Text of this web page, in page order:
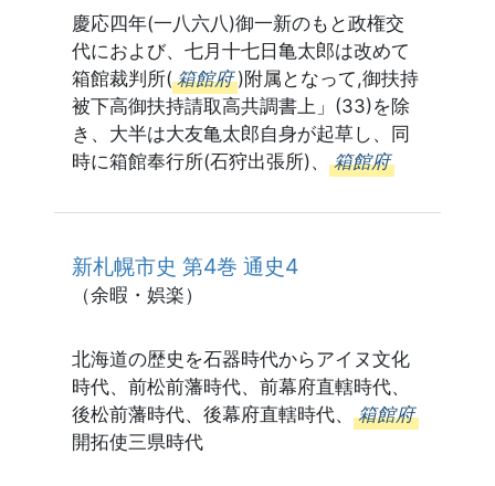
慶応四年(一八六八)御一新のもと政権交
代におよび、七月十七日亀太郎は改めて
箱館裁判所( 箱館府 )附属となって,御扶持
被下高御扶持請取高共調書上」(33)を除
き、大半は大友亀太郎自身が起草し、同
時に箱館奉行所(石狩出張所)、 箱館府
新札幌市史 第4巻 通史4
（余暇・娯楽）
北海道の歴史を石器時代からアイヌ文化
時代、前松前藩時代、前幕府直轄時代、
後松前藩時代、後幕府直轄時代、 箱館府
開拓使三県時代